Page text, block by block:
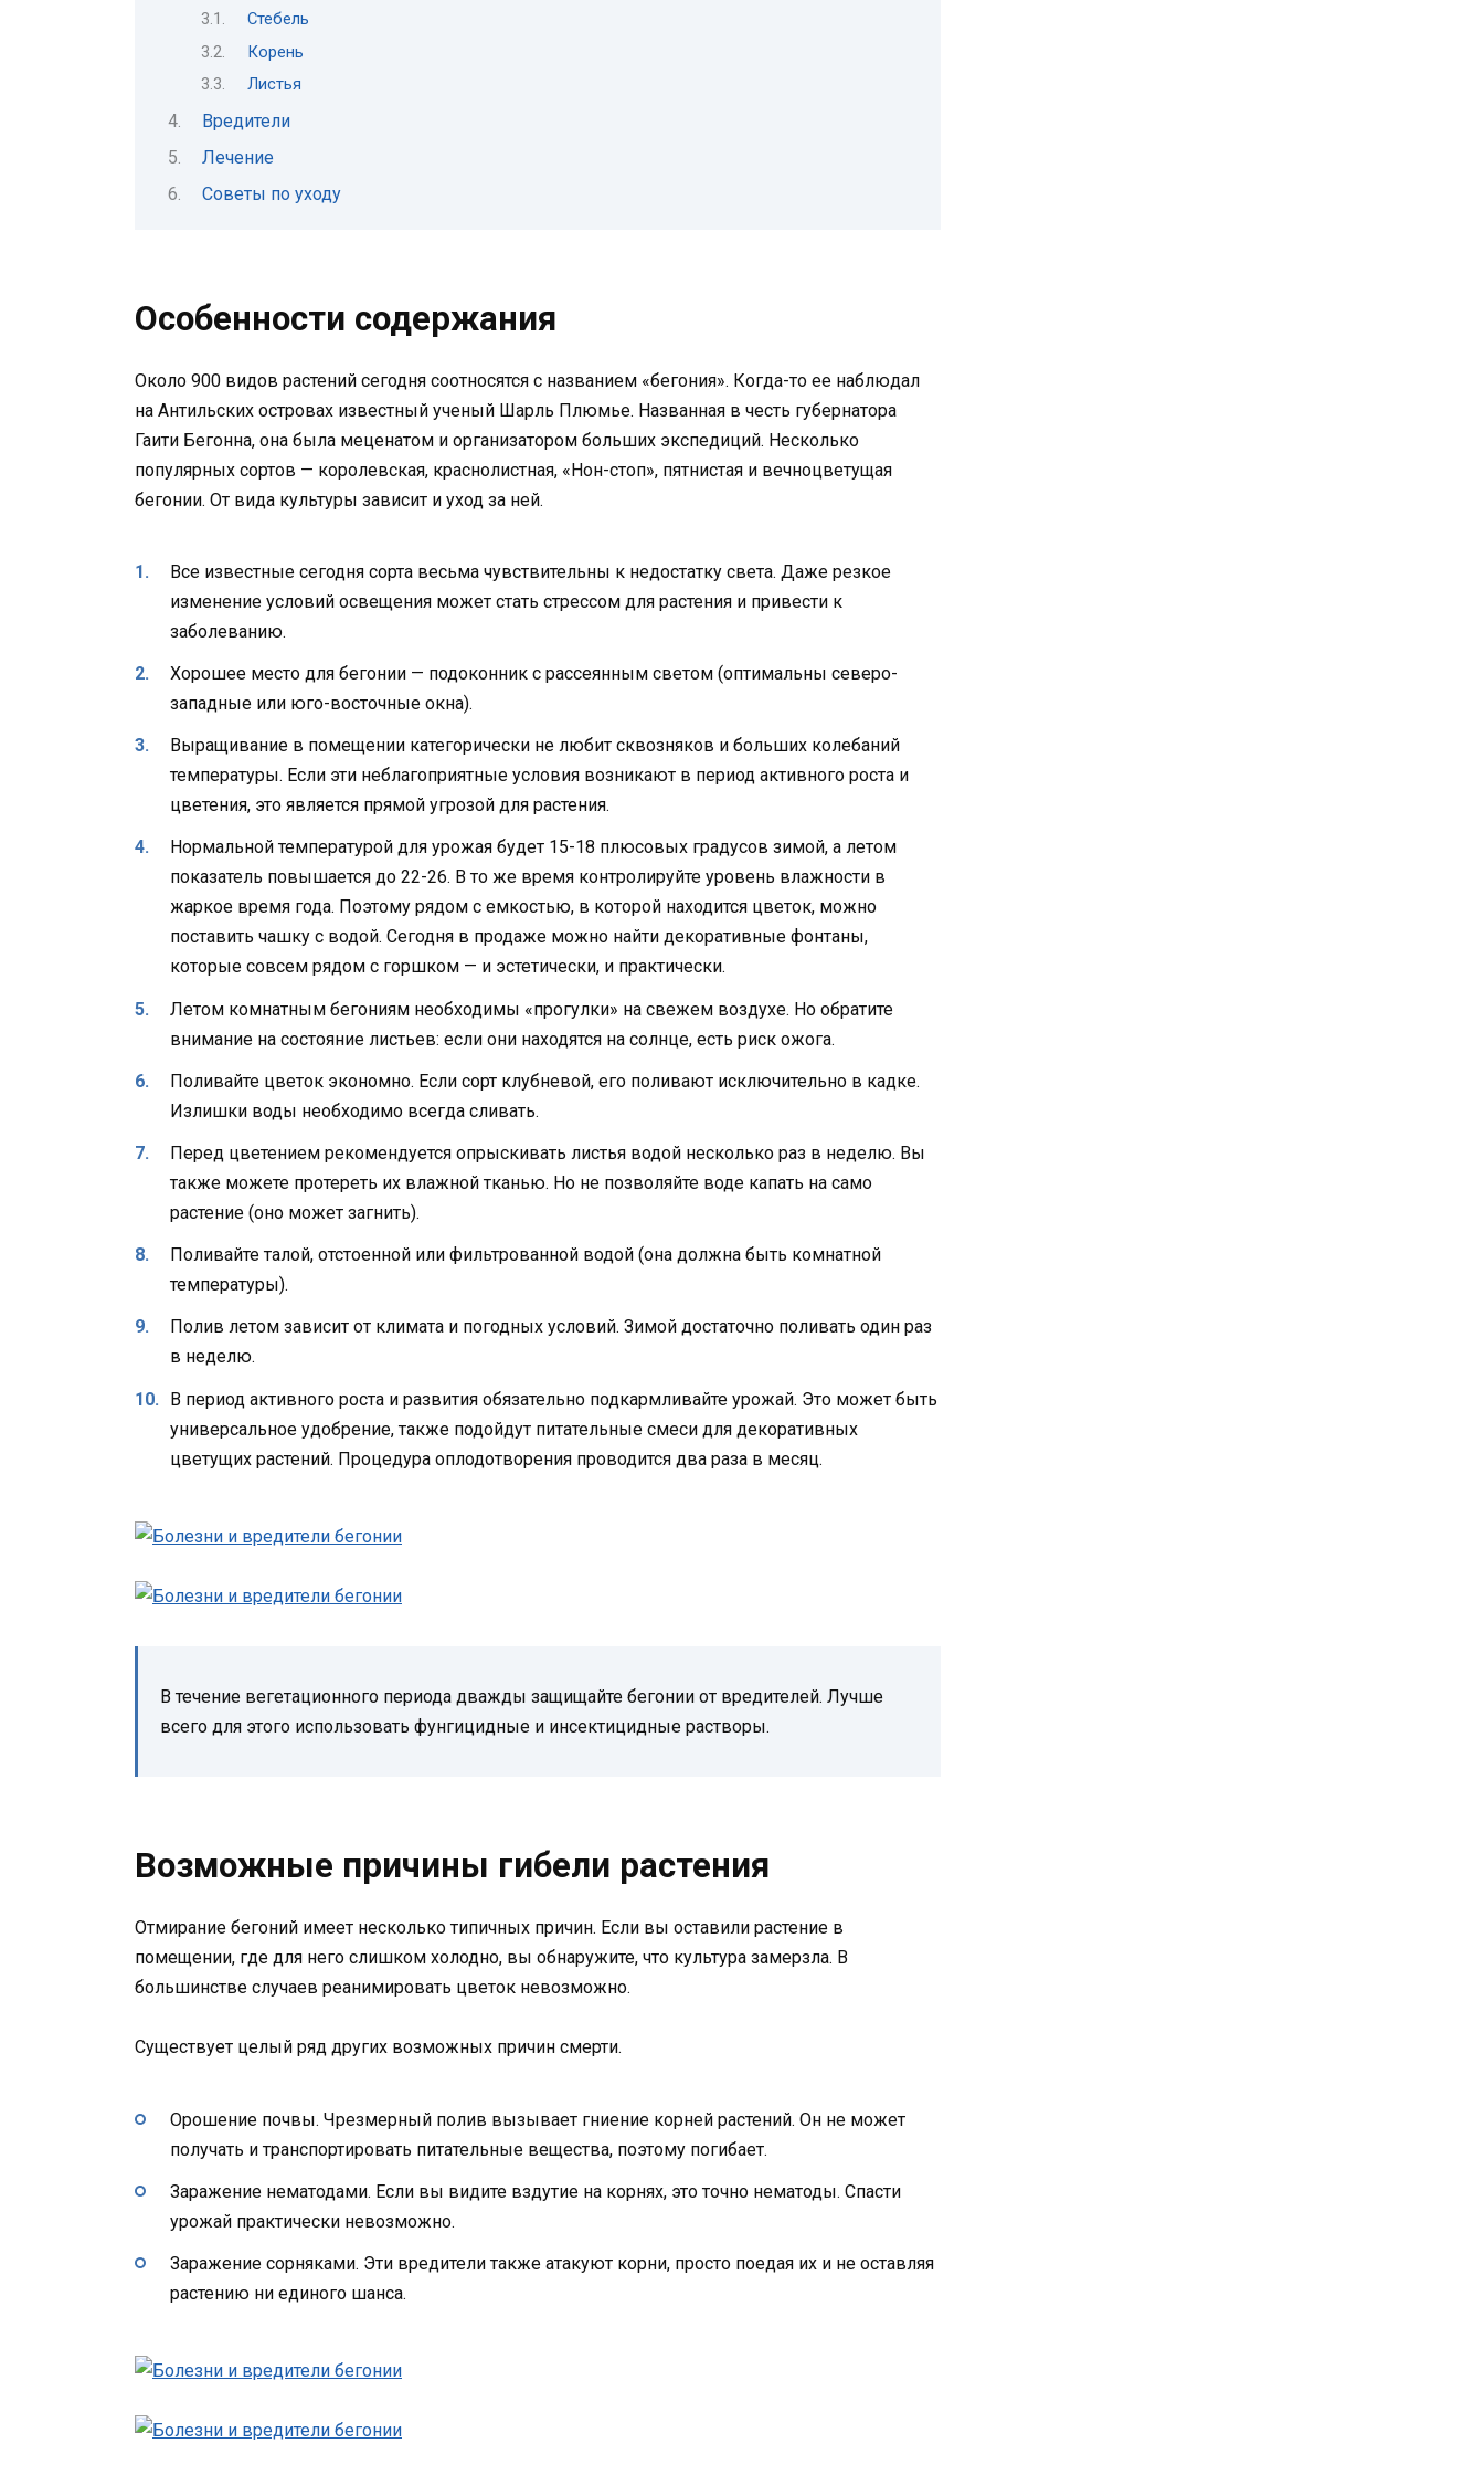
Стебель
Корень
Листья
Вредители
Лечение
Советы по уходу
Особенности содержания
Около 900 видов растений сегодня соотносятся с названием «бегония». Когда-то ее наблюдал
на Антильских островах известный ученый Шарль Плюмье. Названная в честь губернатора
Гаити Бегонна, она была меценатом и организатором больших экспедиций. Несколько
популярных сортов — королевская, краснолистная, «Нон-стоп», пятнистая и вечноцветущая
бегонии. От вида культуры зависит и уход за ней.
Все известные сегодня сорта весьма чувствительны к недостатку света. Даже резкое
изменение условий освещения может стать стрессом для растения и привести к
заболеванию.
Хорошее место для бегонии — подоконник с рассеянным светом (оптимальны северо-
западные или юго-восточные окна).
Выращивание в помещении категорически не любит сквозняков и больших колебаний
температуры. Если эти неблагоприятные условия возникают в период активного роста и
цветения, это является прямой угрозой для растения.
Нормальной температурой для урожая будет 15-18 плюсовых градусов зимой, а летом
показатель повышается до 22-26. В то же время контролируйте уровень влажности в
жаркое время года. Поэтому рядом с емкостью, в которой находится цветок, можно
поставить чашку с водой. Сегодня в продаже можно найти декоративные фонтаны,
которые совсем рядом с горшком — и эстетически, и практически.
Летом комнатным бегониям необходимы «прогулки» на свежем воздухе. Но обратите
внимание на состояние листьев: если они находятся на солнце, есть риск ожога.
Поливайте цветок экономно. Если сорт клубневой, его поливают исключительно в кадке.
Излишки воды необходимо всегда сливать.
Перед цветением рекомендуется опрыскивать листья водой несколько раз в неделю. Вы
также можете протереть их влажной тканью. Но не позволяйте воде капать на само
растение (оно может загнить).
Поливайте талой, отстоенной или фильтрованной водой (она должна быть комнатной
температуры).
Полив летом зависит от климата и погодных условий. Зимой достаточно поливать один раз
в неделю.
В период активного роста и развития обязательно подкармливайте урожай. Это может быть
универсальное удобрение, также подойдут питательные смеси для декоративных
цветущих растений. Процедура оплодотворения проводится два раза в месяц.
В течение вегетационного периода дважды защищайте бегонии от вредителей. Лучше
всего для этого использовать фунгицидные и инсектицидные растворы.
Возможные причины гибели растения
Отмирание бегоний имеет несколько типичных причин. Если вы оставили растение в
помещении, где для него слишком холодно, вы обнаружите, что культура замерзла. В
большинстве случаев реанимировать цветок невозможно.
Существует целый ряд других возможных причин смерти.
Орошение почвы. Чрезмерный полив вызывает гниение корней растений. Он не может
получать и транспортировать питательные вещества, поэтому погибает.
Заражение нематодами. Если вы видите вздутие на корнях, это точно нематоды. Спасти
урожай практически невозможно.
Заражение сорняками. Эти вредители также атакуют корни, просто поедая их и не оставляя
растению ни единого шанса.